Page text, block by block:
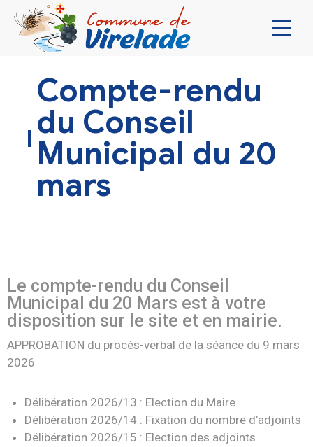
VIVRE ENSEMBLE
SE DIVERTIR
DÉCOUVRIR
Compte-rendu
du Conseil
Municipal du 20
mars
Le compte-rendu du Conseil
Municipal du 20 Mars est à votre
disposition sur le site et en mairie.
APPROBATION du procès-verbal de la séance du 9 mars
2026
Délibération 2026/13 : Election du Maire
Délibération 2026/14 : Fixation du nombre d’adjoints
Délibération 2026/15 : Election des adjoints